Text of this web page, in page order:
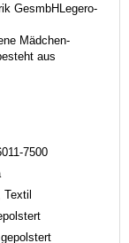
GesmbHLegero-
Mädchen-
aus
7500
Textil